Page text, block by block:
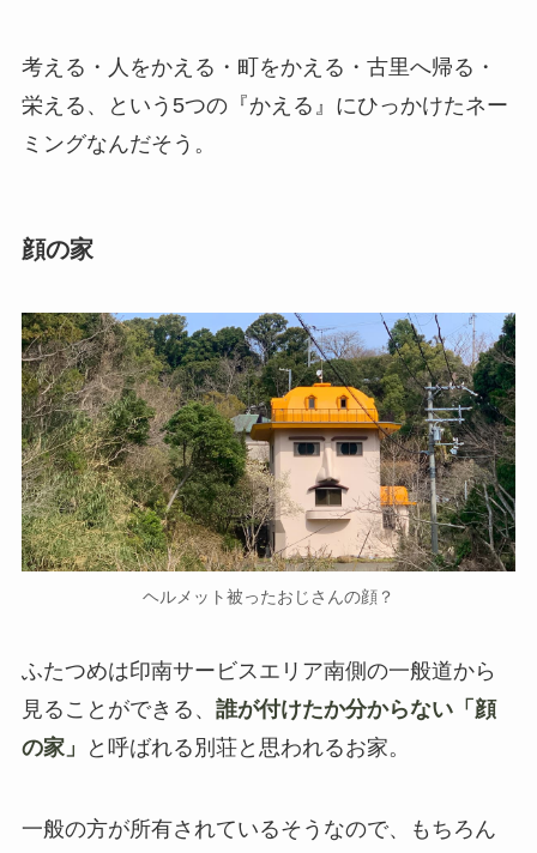
考える・人をかえる・町をかえる・古里へ帰る・
栄える、という5つの『かえる』にひっかけたネー
ミングなんだそう。
顔の家
ヘルメット被ったおじさんの顔？
ふたつめは印南サービスエリア南側の一般道から
見ることができる、 誰が付けたか分からない「顔
の家」
と呼ばれる別荘と思われるお家。
一般の方が所有されているそうなので、もちろん